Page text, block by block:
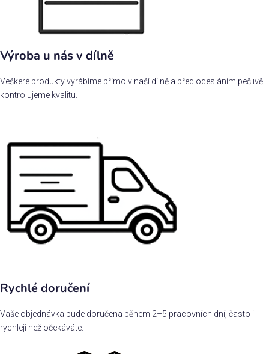
Výroba u nás v dílně
Veškeré produkty vyrábíme přímo v naší dílně a před odesláním pečlivě
kontrolujeme kvalitu.
Rychlé doručení
Vaše objednávka bude doručena během 2–5 pracovních dní, často i
rychleji než očekáváte.